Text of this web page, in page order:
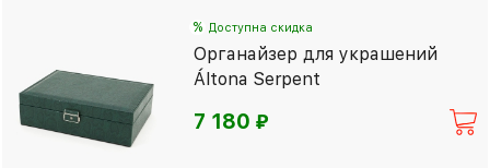
% Доступна скидка
Органайзер для украшений
Áltona Serpent
7 180⃏